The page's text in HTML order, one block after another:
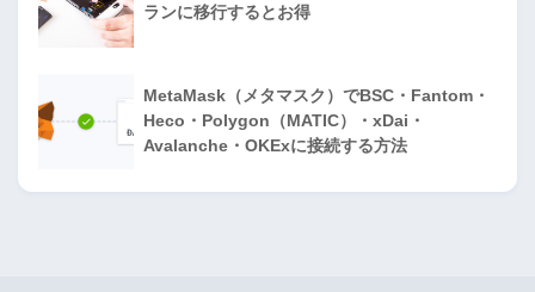
ランに移行するとお得
MetaMask（メタマスク）でBSC・Fantom・
Heco・Polygon（MATIC）・xDai・
Avalanche・OKExに接続する方法